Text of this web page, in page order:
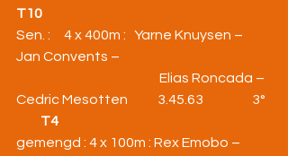
T10
Sen. :     4 x 400m :   Yarne Knuysen –
Jan Convents –
Elias Roncada –
Cedric Mesotten           3.45.63                  3°
T4
gemengd : 4 x 100m : Rex Emobo –